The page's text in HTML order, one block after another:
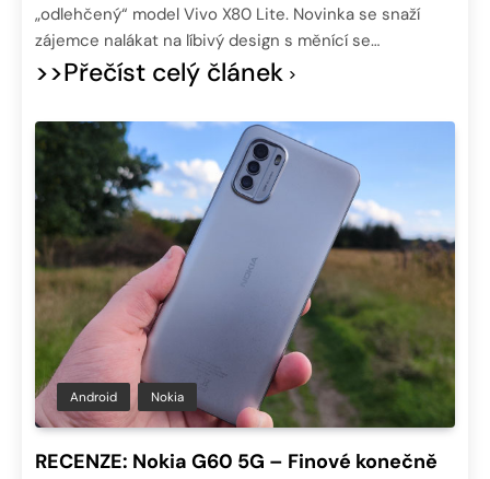
„odlehčený“ model Vivo X80 Lite. Novinka se snaží
zájemce nalákat na líbivý design s měnící se…
>>Přečíst celý článek
Android Nokia
RECENZE: Nokia G60 5G – Finové konečně